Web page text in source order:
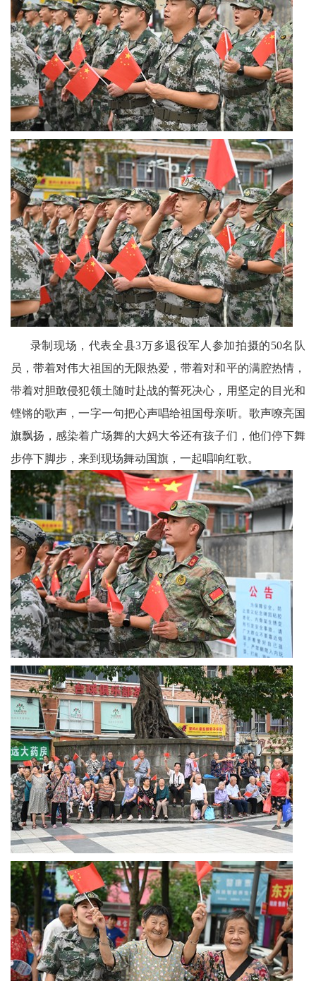
录制现场，代表全县3万多退役军人参加拍摄的50名队
员，带着对伟大祖国的无限热爱，带着对和平的满腔热情，
带着对胆敢侵犯领土随时赴战的誓死决心，用坚定的目光和
铿锵的歌声，一字一句把心声唱给祖国母亲听。歌声嘹亮国
旗飘扬，感染着广场舞的大妈大爷还有孩子们，他们停下舞
步停下脚步，来到现场舞动国旗，一起唱响红歌。